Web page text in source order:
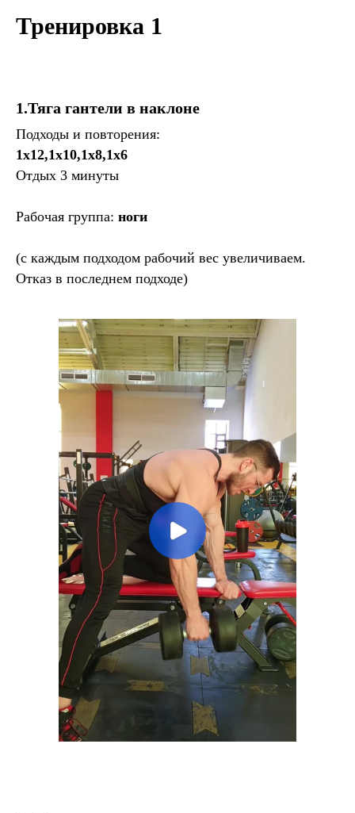
Тренировка 1
1.Тяга гантели в наклоне
Подходы и повторения:
1х12,1х10,1х8,1х6
Отдых 3 минуты
Рабочая группа: ноги
(с каждым подходом рабочий вес увеличиваем.
Отказ в последнем подходе)